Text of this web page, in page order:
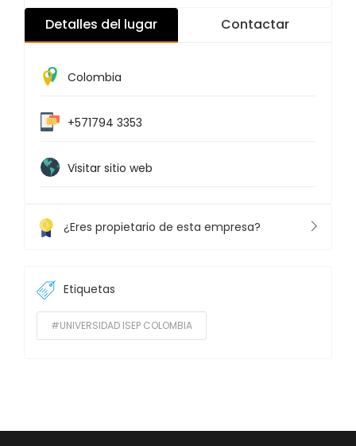
Detalles del lugar Contactar
Colombia
+571794 3353
Visitar sitio web
¿Eres propietario de esta empresa?
Etiquetas
#UNIVERSIDAD ISEP COLOMBIA